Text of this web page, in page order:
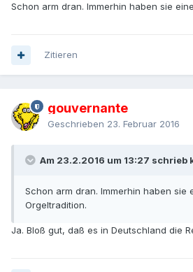
Schon arm dran. Immerhin haben sie
Zitieren
gouvernante
Geschrieben 23. Februar 2016
Am 23.2.2016 um 13:27 schrieb
Schon arm dran. Immerhin haben sie
Orgeltradition.
Ja. Bloß gut, daß es in Deutschland die